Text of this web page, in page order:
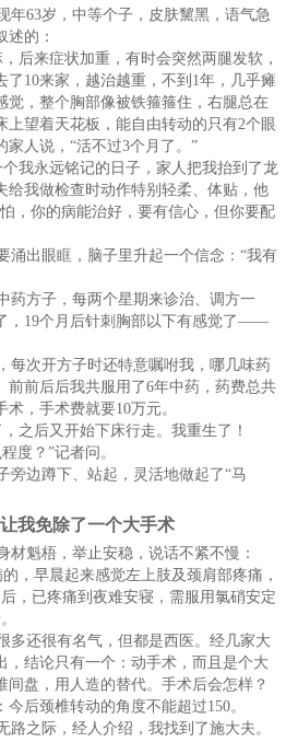
63岁，中等个子，皮肤黧黑，语气急
述的：
后来症状加重，有时会突然两腿发软，
了10来家，越治越重，不到1年，几乎瘫
觉，整个胸部像被铁箍箍住，右腿总在
上望着天花板，能自由转动的只有2个眼
人说，“活不过3个月了。”
我永远铭记的日子，家人把我抬到了龙
给我做检查时动作特别轻柔、体贴，他
，你的病能治好，要有信心，但你要配
出眼眶，脑子里升起一个信念：“我有
方子，每两个星期来诊治、调方一
，19个月后针刺胸部以下有感觉了——
次开方子时还特意嘱咐我，哪几味药
前前后后我共服用了6年中药，药费总共
，手术费就要10万元。
之后又开始下床行走。我重生了！
度？”记者问。
边蹲下、站起，灵活地做起了“马
我免除了一个大手术
魁梧，举止安稳，说话不紧不慢：
，早晨起来感觉左上肢及颈肩部疼痛，
，已疼痛到夜难安寝，需服用氯硝安定
还很有名气，但都是西医。经几家大
，结论只有一个：动手术，而且是个大
间盘，用人造的替代。手术后会怎样？
后颈椎转动的角度不能超过150。
之际，经人介绍，我找到了施大夫。